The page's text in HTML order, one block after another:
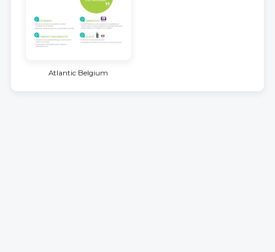
Atlantic Belgium